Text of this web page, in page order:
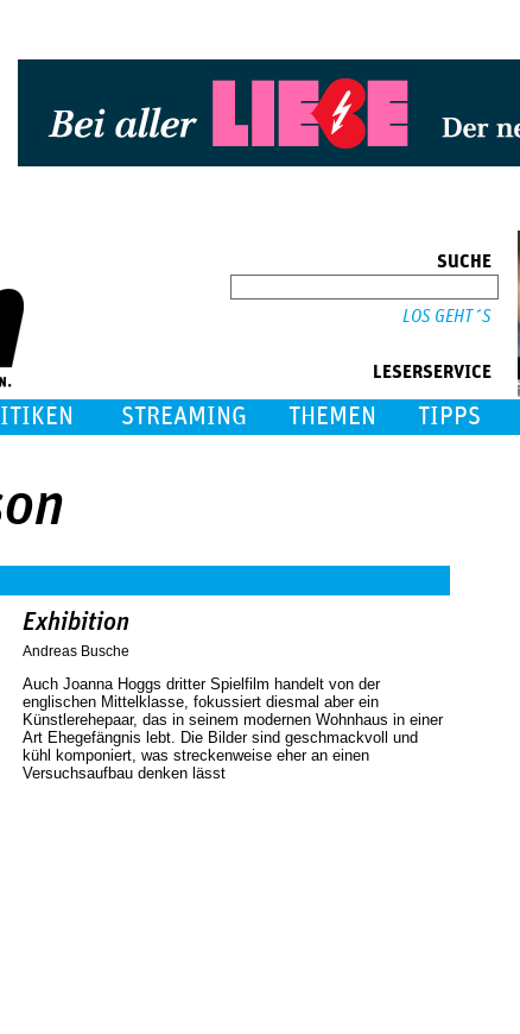
SUCHE
LESERSERVICE
STREAMING THEMEN TIPPS
Exhibition
Andreas Busche
Auch Joanna Hoggs dritter Spielfilm handelt von der
englischen Mittelklasse, fokussiert diesmal aber ein
Künstlerehepaar, das in seinem modernen Wohnhaus in einer
Art Ehegefängnis lebt. Die Bilder sind geschmackvoll und
kühl komponiert, was streckenweise eher an einen
Versuchsaufbau denken lässt